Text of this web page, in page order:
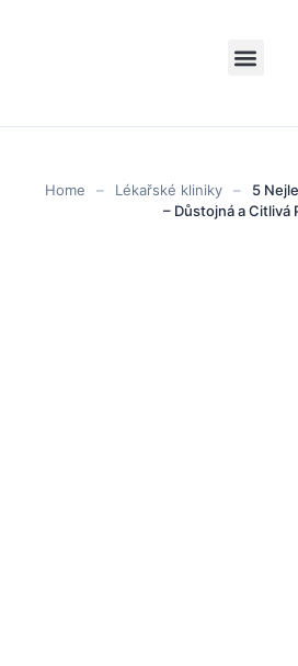
Home – Lékařské kliniky –
5
– Důstojná a Citlivá